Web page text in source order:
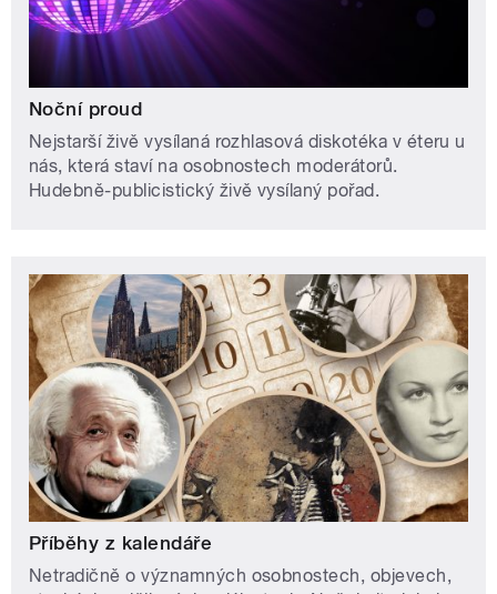
Noční proud
Nejstarší živě vysílaná rozhlasová diskotéka v éteru u
nás, která staví na osobnostech moderátorů.
Hudebně-publicistický živě vysílaný pořad.
Příběhy z kalendáře
Netradičně o významných osobnostech, objevech,